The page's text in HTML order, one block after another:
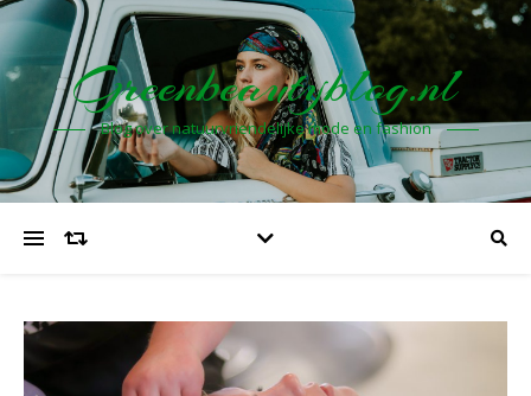
Greenbeautyblog.nl
Blog over natuurvriendelijke mode en fashion